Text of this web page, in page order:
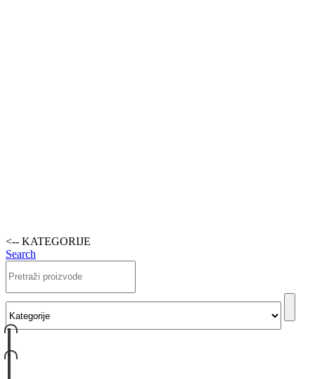
<-- KATEGORIJE
Search